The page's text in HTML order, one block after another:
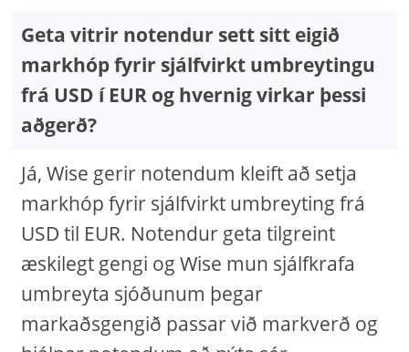
Geta vitrir notendur sett sitt eigið
markhóp fyrir sjálfvirkt umbreytingu
frá USD í EUR og hvernig virkar þessi
aðgerð?
Já, Wise gerir notendum kleift að setja
markhóp fyrir sjálfvirkt umbreyting frá
USD til EUR. Notendur geta tilgreint
æskilegt gengi og Wise mun sjálfkrafa
umbreyta sjóðunum þegar
markaðsgengið passar við markverð og